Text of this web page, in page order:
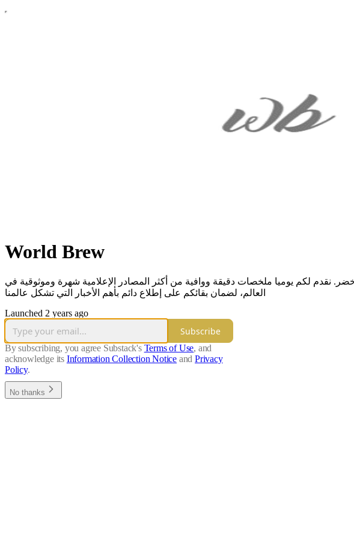
World Brew
نقدم لكم يوميا ملخصات دقيقة ووافية من أكثر المصادر الإعلامية شهرة وموثوقية في
العالم، لضمان بقائكم على إطلاع دائم بأهم الأخبار التي تشكل عالمنا
Launched 2 years ago
Subscribe
By subscribing, you agree Substack's Terms of Use, and
acknowledge its Information Collection Notice and Privacy
Policy.
No thanks